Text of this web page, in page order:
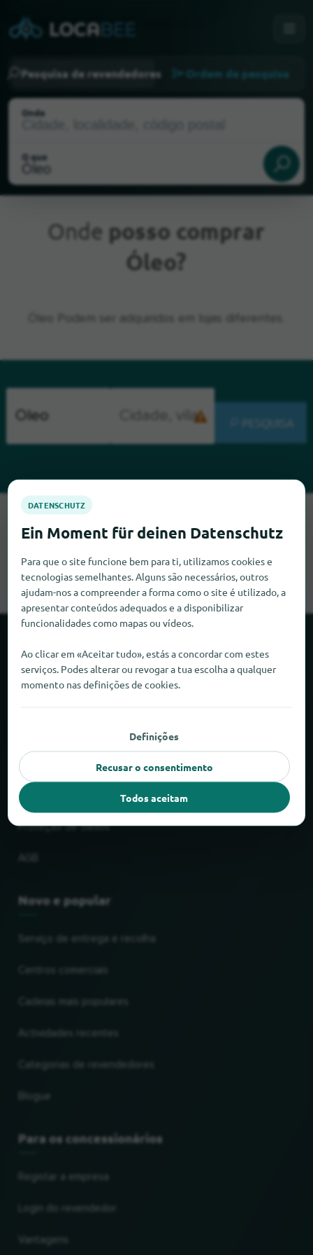
Pesquisa de revendedores Ordem de pesquisa
Onde
O que
Onde posso comprar
Óleo?
PESQUISA
Lamentamos, mas não conseguimos encontrar Óleo neste
momento. Se souber onde encontrar Óleo, ficaríamos muito
Sobre o locabee
Factos e números
Jurídico
Impressão
Proteção de dados
Novo e popular
Cadeias mais populares
Para os concessionários
Registar a empresa
Vantagens
Para que o site funcione bem para ti, utilizamos cookies e
tecnologias semelhantes. Alguns são necessários, outros
ajudam-nos a compreender a forma como o site é utilizado, a
apresentar conteúdos adequados e a disponibilizar
funcionalidades como mapas ou vídeos.
Ao clicar em «Aceitar tudo», estás a concordar com estes
serviços. Podes alterar ou revogar a tua escolha a qualquer
momento nas definições de cookies.
Definições
Recusar o consentimento
Todos aceitam